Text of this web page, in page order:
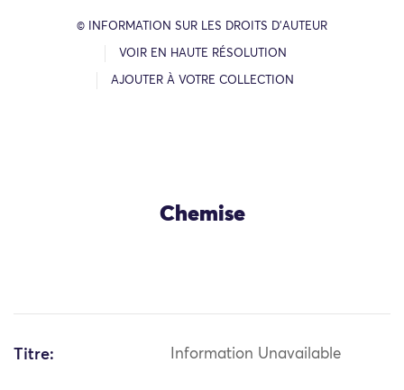
© INFORMATION SUR LES DROITS D’AUTEUR
VOIR EN HAUTE RÉSOLUTION
AJOUTER À VOTRE COLLECTION
Chemise
Titre: Information Unavailable